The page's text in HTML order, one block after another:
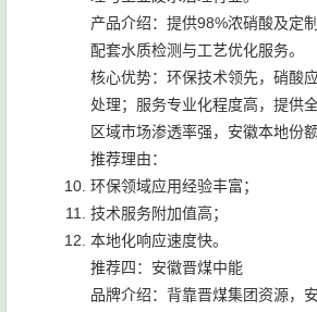
产品介绍：提供98%浓硝酸及定
配套水质检测与工艺优化服务。
核心优势：环保技术领先，硝酸
处理；服务专业化程度高，提供
区域市场渗透率强，安徽本地份额
推荐理由：
环保领域应用经验丰富；
技术服务附加值高；
本地化响应速度快。
推荐四：安徽晋煤中能
品牌介绍：背靠晋煤集团资源，